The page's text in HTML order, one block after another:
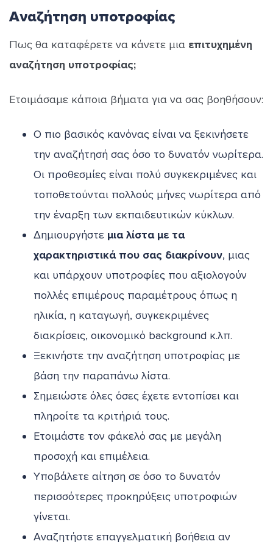
Αναζήτηση υποτροφίας
Πως θα καταφέρετε να κάνετε μια επιτυχημένη
αναζήτηση υποτροφίας;
Ετοιμάσαμε κάποια βήματα για να σας βοηθήσουν:
Ο πιο βασικός κανόνας είναι να ξεκινήσετε
την αναζήτησή σας όσο το δυνατόν νωρίτερα.
Οι προθεσμίες είναι πολύ συγκεκριμένες και
τοποθετούνται πολλούς μήνες νωρίτερα από
την έναρξη των εκπαιδευτικών κύκλων.
Δημιουργήστε μια λίστα με τα
χαρακτηριστικά που σας διακρίνουν, μιας
και υπάρχουν υποτροφίες που αξιολογούν
πολλές επιμέρους παραμέτρους όπως η
ηλικία, η καταγωγή, συγκεκριμένες
διακρίσεις, οικονομικό background κ.λπ.
Ξεκινήστε την αναζήτηση υποτροφίας με
βάση την παραπάνω λίστα.
Σημειώστε όλες όσες έχετε εντοπίσει και
πληροίτε τα κριτήριά τους.
Ετοιμάστε τον φάκελό σας με μεγάλη
προσοχή και επιμέλεια.
Υποβάλετε αίτηση σε όσο το δυνατόν
περισσότερες προκηρύξεις υποτροφιών
γίνεται.
Αναζητήστε επαγγελματική βοήθεια αν